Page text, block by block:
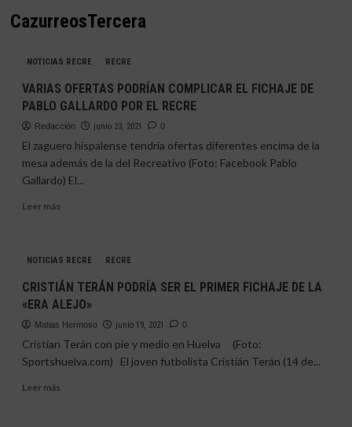
CazurreosTercera
NOTICIAS RECRE RECRE
VARIAS OFERTAS PODRÍAN COMPLICAR EL FICHAJE DE
PABLO GALLARDO POR EL RECRE
Redacción junio 23, 2021 0
El zaguero hispalense tendría ofertas diferentes encima de la
mesa además de la del Recreativo (Foto: Facebook Pablo
Gallardo) El...
Leer másLeer
OFERTAS
PODRÍAN
COMPLICAR
EL
FICHAJE
DE
GALLARDO
POR
NOTICIAS RECRE RECRE
CRISTIÁN TERÁN PODRÍA SER EL PRIMER FICHAJE DE LA
«ERA ALEJO»
Matias Hermoso junio 19, 2021 0
Cristian Terán con pie y medio en Huelva (Foto:
Sportshuelva.com) El joven futbolista Cristián Terán (14 de...
Leer másLeer